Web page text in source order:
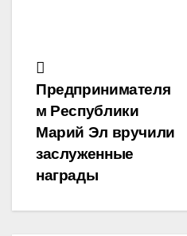
Навигация
по
записям
Предпринимателя
м Республики
Марий Эл вручили
заслуженные
награды